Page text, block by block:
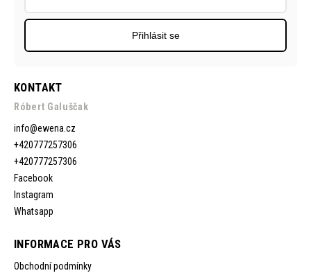
KONTAKT
Róbert Galuščak
info@ewena.cz
+420777257306
+420777257306
Facebook
Instagram
Whatsapp
INFORMACE PRO VÁS
Obchodní podmínky
Přihlásit se